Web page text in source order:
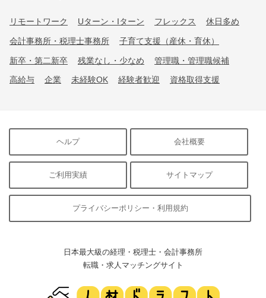
リモートワーク Uターン・Iターン フレックス 休日多め
会計事務所・税理士事務所 子育て支援（産休・育休）
新卒・第二新卒 残業なし・少なめ 管理職・管理職候補
高給与 企業 未経験OK 経験者歓迎 資格取得支援
ヘルプ 会社概要
ご利用実績 サイトマップ
プライバシーポリシー・利用規約
日本最大級の経理・税理士・会計事務所
転職・求人マッチングサイト